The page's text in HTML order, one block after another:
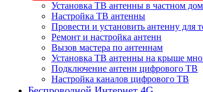
Установка ТВ антенны в частном
Настройка ТВ антенны
Провести и установить антенну для
Ремонт и настройка антенн
Вызов мастера по антеннам
Установка ТВ антенны на крыше
Подключение антенн цифрового ТВ
Настройка каналов цифрового ТВ